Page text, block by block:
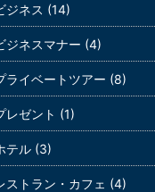
ジネス (14)
ジネスマナー (4)
ライベートツアー (8)
レゼント (1)
テル (3)
ストラン・カフェ (4)